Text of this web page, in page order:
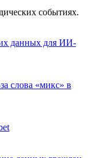
событиях.
данных для ИИ-
слова «микс» в